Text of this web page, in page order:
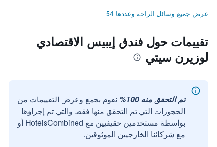
عرض جميع وسائل الراحة وعددها 54
تقييمات حول فندق إيبيس الاقتصادي
لوزيرن سيتي
تم التحقق منه 100%
نقوم بجمع وعرض التقييمات من
الحجوزات التي تم التحقق منها فقط والتي تم إجراؤها
بواسطة مستخدمين حقيقيين مع HotelsCombined أو
مع شركائنا الخارجيين الموثوقين.